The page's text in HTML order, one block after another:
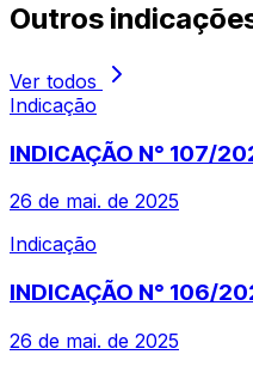
Outros
Ver todos
Indicação
INDICAÇÃO N° 107/
26 de mai. de 2025
Indicação
INDICAÇÃO N° 106/
26 de mai. de 2025